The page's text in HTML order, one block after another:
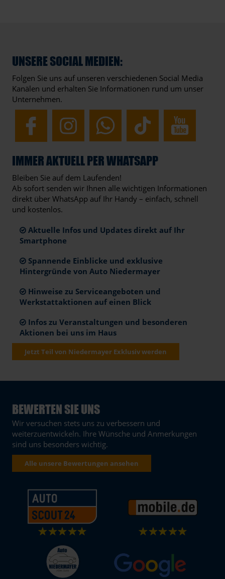
UNSERE SOCIAL MEDIEN:
Folgen Sie uns auf unseren verschiedenen Social Media
Kanälen und erhalten Sie Informationen rund um unser
Unternehmen.
IMMER AKTUELL PER WHATSAPP
Bleiben Sie auf dem Laufenden!
Ab sofort senden wir Ihnen alle wichtigen Informationen
direkt über WhatsApp auf Ihr Handy – einfach, schnell
und kostenlos.
Aktuelle Infos und Updates direkt auf Ihr
Smartphone
Spannende Einblicke und exklusive
Hintergründe von Auto Niedermayer
Hinweise zu Serviceangeboten und
Werkstattaktionen auf einen Blick
Infos zu Veranstaltungen und besonderen
Aktionen bei uns im Haus
Jetzt Teil von Niedermayer Exklusiv werden
BEWERTEN SIE UNS
Wir versuchen stets uns zu verbessern und
weiterzuentwickeln. Ihre Wünsche und Anmerkungen
sind uns besonders wichtig.
Alle unsere Bewertungen ansehen